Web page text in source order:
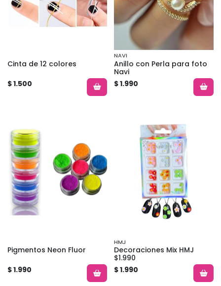
Cinta de 12 colores
$ 1.500
NAVI
Anillo con Perla para foto
Navi
$ 1.990
Pigmentos Neon Fluor
$ 1.990
HMJ
Decoraciones Mix HMJ
$1.990
$ 1.990